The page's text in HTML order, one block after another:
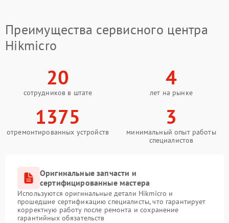
Преимущества сервисного центра
Hikmicro
20
сотрудников в штате
4
лет на рынке
1375
отремонтированных устройств
3
минимальный опыт работы
специалистов
Оригинальные запчасти и
сертифицированные мастера
Используются оригинальные детали Hikmicro и
прошедшие сертификацию специалисты, что гарантирует
корректную работу после ремонта и сохранение
гарантийных обязательств